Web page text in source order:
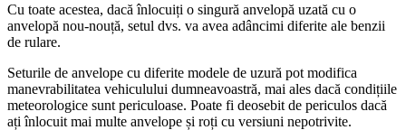
Cu toate acestea, dacă înlocuiți o singură anvelopă uzată cu o
anvelopă nou-nouță, setul dvs. va avea adâncimi diferite ale benzii
de rulare.
Seturile de anvelope cu diferite modele de uzură pot modifica
manevrabilitatea vehiculului dumneavoastră, mai ales dacă condițiile
meteorologice sunt periculoase. Poate fi deosebit de periculos dacă
ați înlocuit mai multe anvelope și roți cu versiuni nepotrivite.